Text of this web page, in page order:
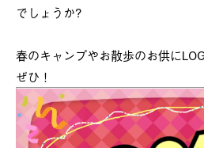
でしょうか?
春のキャンプやお散歩のお供に
ぜひ！